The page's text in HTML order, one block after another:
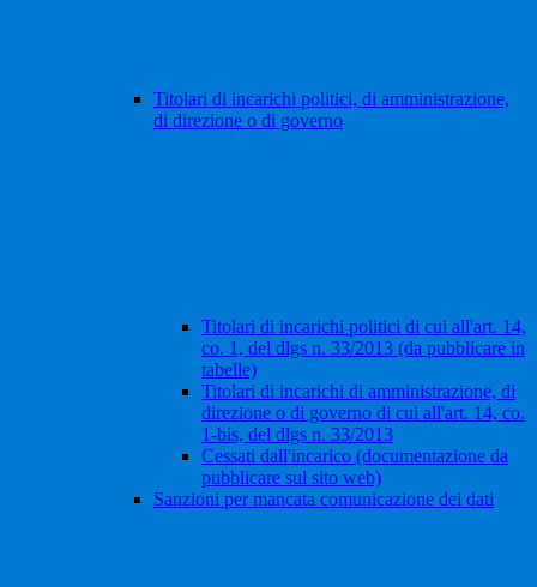
Titolari di incarichi politici, di amministrazione,
di direzione o di governo
Titolari di incarichi politici di cui all'art. 14,
co. 1, del dlgs n. 33/2013 (da pubblicare in
tabelle)
Titolari di incarichi di amministrazione, di
direzione o di governo di cui all'art. 14, co.
1-bis, del dlgs n. 33/2013
Cessati dall'incarico (documentazione da
pubblicare sul sito web)
Sanzioni per mancata comunicazione dei dati